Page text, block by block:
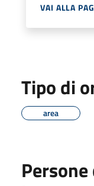
VAI ALLA
Tipo di
area